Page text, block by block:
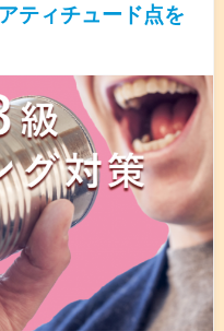
ティチュード点を